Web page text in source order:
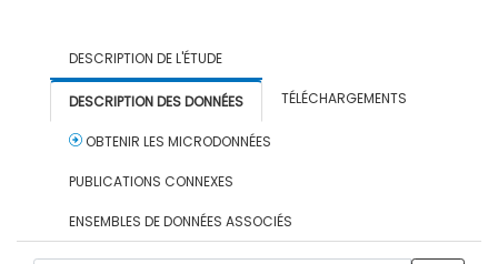
DESCRIPTION DE L'ÉTUDE
DESCRIPTION DES DONNÉES TÉLÉCHARGEMENTS
OBTENIR LES MICRODONNÉES
PUBLICATIONS CONNEXES
ENSEMBLES DE DONNÉES ASSOCIÉS